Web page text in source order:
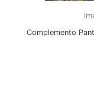
Complemento